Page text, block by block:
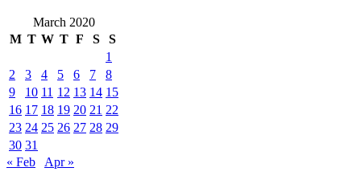
March 2020
M T W T F S
S
1
2
3 4 5 6 7
8
9
10 11 12 13 14 15
16 17 18 19 20 21 22
23 24 25 26 27 28 29
30 31
« Feb
Apr »